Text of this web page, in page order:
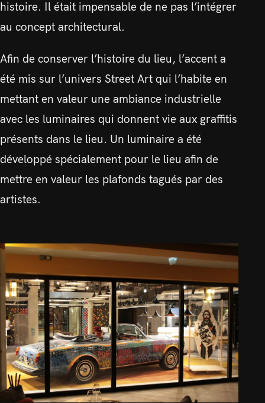
histoire. Il était impensable de ne pas l’intégrer
au concept architectural.
Afin de conserver l’histoire du lieu, l’accent a
été mis sur l’univers Street Art qui l’habite en
mettant en valeur une ambiance industrielle
avec les luminaires qui donnent vie aux graffitis
présents dans le lieu. Un luminaire a été
développé spécialement pour le lieu afin de
mettre en valeur les plafonds tagués par des
artistes.